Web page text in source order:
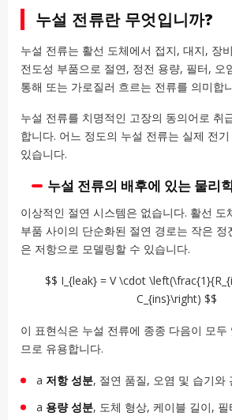
누설 전류란 무엇입니까?
누설 전류는 활선 도체에서 접지, 대지, 장
전도성 부품으로 절연, 정전 용량, 필터, 오
통해 또는 가로질러 흐르는 전류를 의미합
누설 전류를 치명적인 고장의 동의어로 취
합니다. 어느 정도의 누설 전류는 실제 전
있습니다.
누설 전류의 배후에 있는 물리
이상적인 절연 시스템은 없습니다. 활선 도
부품 사이의 단순화된 절연 경로는 작은 정
은 저항으로 모델링할 수 있습니다.
$$ I_{leak} = V \cdot
C_{ins}\right) $$
이 표현식은 누설 전류에 종종 다음이 모
므로 유용합니다.
a 저항 성분, 절연 품질, 오염 및 습기와
a 용량 성분, 도체 형상, 케이블 길이,